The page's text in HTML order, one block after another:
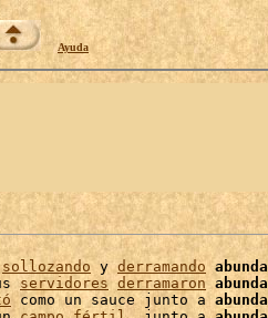
Ayuda
sollozando y derramando
servidores derramaron
como un sauce junto a